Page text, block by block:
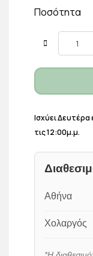
Ποσότητα
Ισχύει
τις 12:00μ.μ.
Αθήνα
Χολαργός